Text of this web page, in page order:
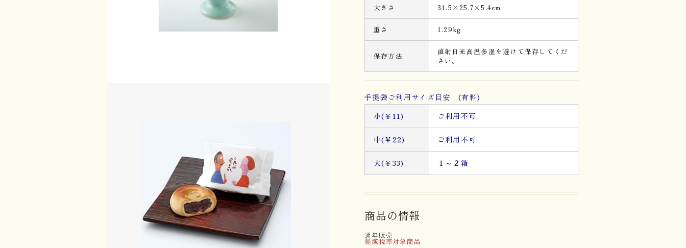
大きさ 31.5×25.7×5.4cm
重さ 1.29kg
保存方法
直射日光高温多湿を避けて保存してくだ
さい。
手提袋ご利用サイズ目安 (有料)
小(￥11)
ご利用不可
中(￥22) ご利用不可
大(￥33) １～２箱
商品の情報
通年販売
軽減税率対象商品